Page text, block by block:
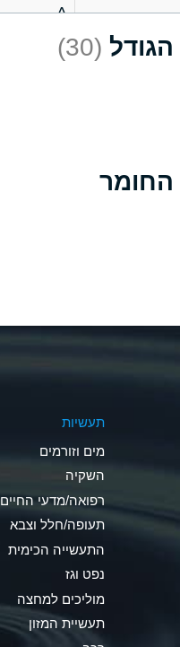
A
D
B
D
A
D
(30)
תעשיות
מים וזורמים
השקיה
רפואה/מדעי החיים
תעופה/חלל וצבא
התעשייה הכימית
נפט וגז
מוליכים למחצה
תעשיית המזון